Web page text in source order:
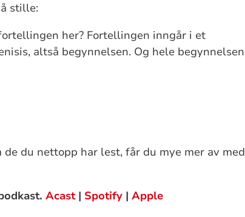
stille:
her? Fortellingen inngår i et
altså begynnelsen. Og hele begynnelsen
de du nettopp har lest, får du mye mer av med
Acast| Spotify | Apple